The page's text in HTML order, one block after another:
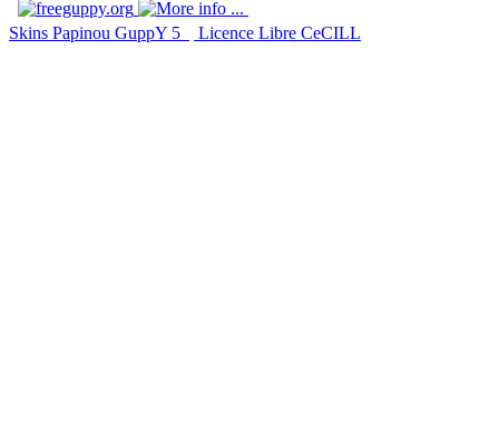
Skins Papinou GuppY 5 Licence Libre CeCILL